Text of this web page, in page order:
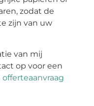
zodat de
zijn van uw
van mij
op voor een
offerteaanvraag